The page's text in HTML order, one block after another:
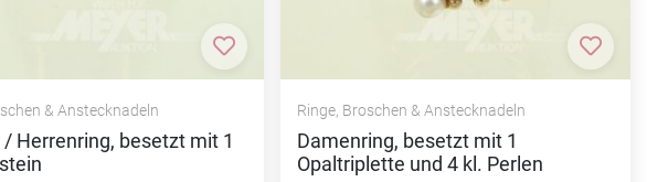
Zur Merkliste hinzufügen
& Anstecknadeln
/ Herrenring, besetzt mit 1
Zur
Ringe, Broschen & Anstecknadeln
Damenring, besetzt mit 1
Opaltriplette und 4 kl. Perlen